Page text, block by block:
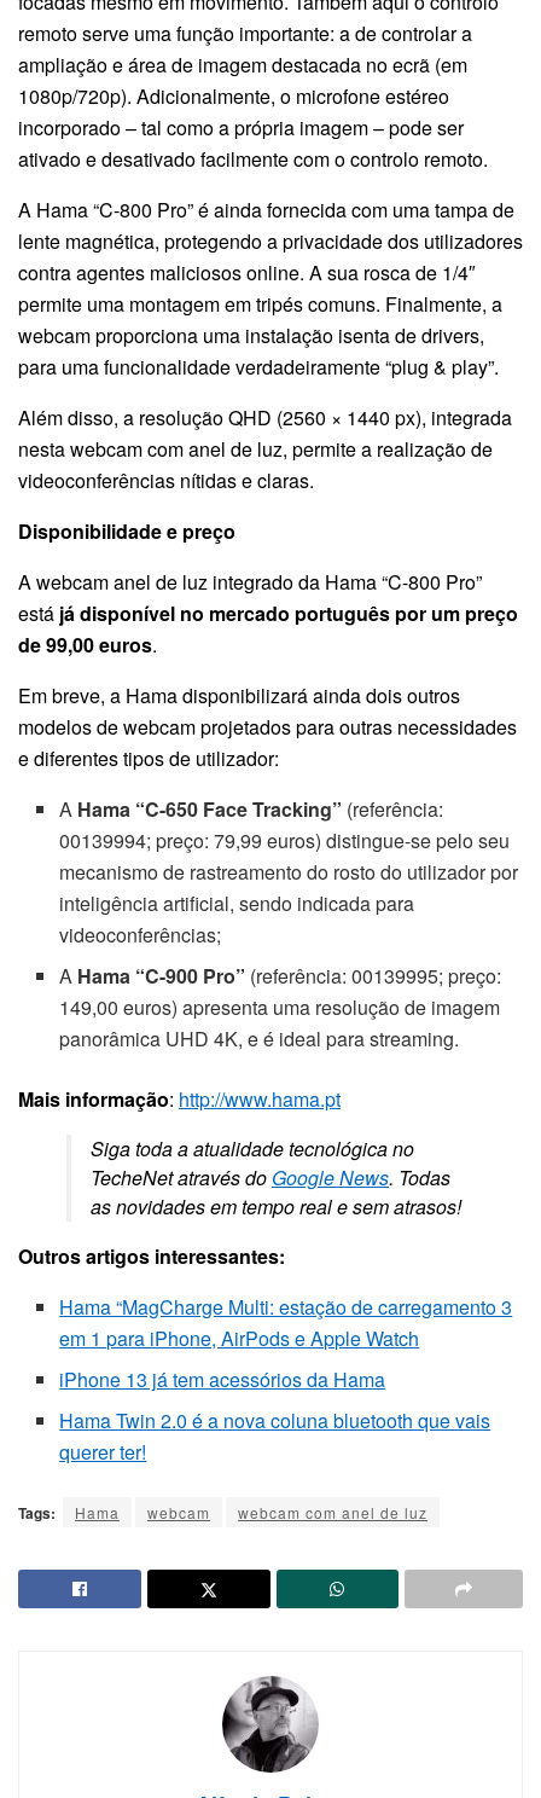
remoto serve uma função importante: a de controlar a
ampliação e área de imagem destacada no ecrã (em
1080p/720p). Adicionalmente, o microfone estéreo
incorporado – tal como a própria imagem – pode ser
ativado e desativado facilmente com o controlo remoto.
A Hama “C-800 Pro” é ainda fornecida com uma tampa de
lente magnética, protegendo a privacidade dos utilizadores
contra agentes maliciosos online. A sua rosca de 1/4″
permite uma montagem em tripés comuns. Finalmente, a
webcam proporciona uma instalação isenta de drivers,
para uma funcionalidade verdadeiramente “plug & play”.
Além disso, a resolução QHD (2560 × 1440 px), integrada
nesta webcam com anel de luz, permite a realização de
videoconferências nítidas e claras.
Disponibilidade e preço
A webcam anel de luz integrado da Hama “C-800 Pro”
está já disponível no mercado português por um preço
de 99,00 euros.
Em breve, a Hama disponibilizará ainda dois outros
modelos de webcam projetados para outras necessidades
e diferentes tipos de utilizador:
A Hama “C-650 Face Tracking” (referência:
00139994; preço: 79,99 euros) distingue-se pelo seu
mecanismo de rastreamento do rosto do utilizador por
inteligência artificial, sendo indicada para
videoconferências;
A Hama “C-900 Pro” (referência: 00139995; preço:
149,00 euros) apresenta uma resolução de imagem
panorâmica UHD 4K, e é ideal para streaming.
Mais informação: http://www.hama.pt
Siga toda a atualidade tecnológica no
TecheNet através do Google News. Todas
as novidades em tempo real e sem atrasos!
Outros artigos interessantes:
Hama “MagCharge Multi: estação de carregamento 3
em 1 para iPhone, AirPods e Apple Watch
iPhone 13 já tem acessórios da Hama
Hama Twin 2.0 é a nova coluna bluetooth que vais
querer ter!
Tags: Hama webcam webcam com anel de luz